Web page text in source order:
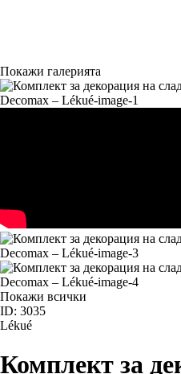
Покажи галерията
Покажи всички
ID: 3035
Lékué
Комплект за